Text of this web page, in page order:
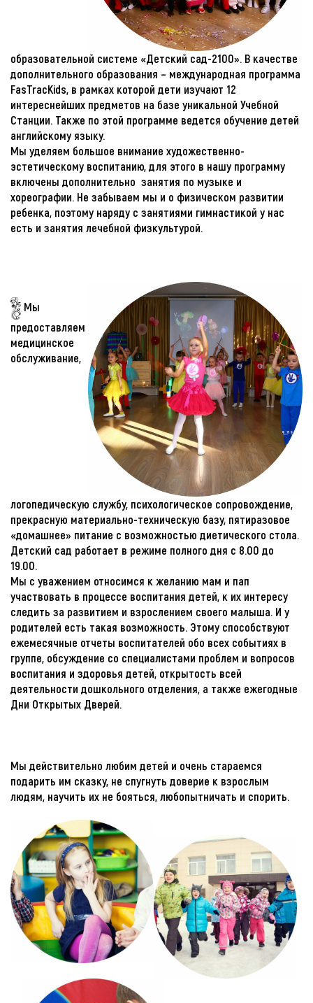
образовательной системе «Детский сад-2100». В качестве
дополнительного образования – международная программа
FasTracKids, в рамках которой дети изучают 12
интереснейших предметов на базе уникальной Учебной
Станции. Также по этой программе ведется обучение детей
английскому языку.
Мы уделяем большое внимание художественно-
эстетическому воспитанию, для этого в нашу программу
включены дополнительно занятия по музыке и
хореографии. Не забываем мы и о физическом развитии
ребенка, поэтому наряду с занятиями гимнастикой у нас
есть и занятия лечебной физкультурой.
Мы
предоставляем
медицинское
обслуживание,
логопедическую службу, психологическое сопровождение,
прекрасную материально-техническую базу, пятиразовое
«домашнее» питание с возможностью диетического стола.
Детский сад работает в режиме полного дня с 8.00 до
19.00.
Мы с уважением относимся к желанию мам и пап
участвовать в процессе воспитания детей, к их интересу
следить за развитием и взрослением своего малыша. И у
родителей есть такая возможность. Этому способствуют
ежемесячные отчеты воспитателей обо всех событиях в
группе, обсуждение со специалистами проблем и вопросов
воспитания и здоровья детей, открытость всей
деятельности дошкольного отделения, а также ежегодные
Дни Открытых Дверей.
Мы действительно любим детей и очень стараемся
подарить им сказку, не спугнуть доверие к взрослым
людям, научить их не бояться, любопытничать и спорить.